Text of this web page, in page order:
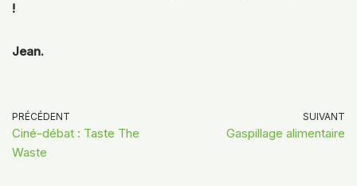
!
Jean.
PRÉCÉDENT
Ciné-débat : Taste The
Waste
SUIVANT
Gaspillage alimentaire